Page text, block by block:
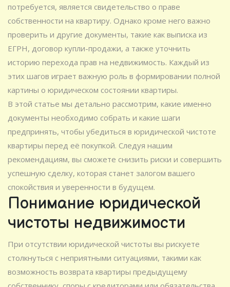
потребуется, является свидетельство о праве
собственности на квартиру. Однако кроме него важно
проверить и другие документы, такие как выписка из
ЕГРН, договор купли-продажи, а также уточнить
историю перехода прав на недвижимость. Каждый из
этих шагов играет важную роль в формировании полной
картины о юридическом состоянии квартиры.
В этой статье мы детально рассмотрим, какие именно
документы необходимо собрать и какие шаги
предпринять, чтобы убедиться в юридической чистоте
квартиры перед её покупкой. Следуя нашим
рекомендациям, вы сможете снизить риски и совершить
успешную сделку, которая станет залогом вашего
спокойствия и уверенности в будущем.
Понимание юридической
чистоты недвижимости
При отсутствии юридической чистоты вы рискуете
столкнуться с неприятными ситуациями, такими как
возможность возврата квартиры предыдущему